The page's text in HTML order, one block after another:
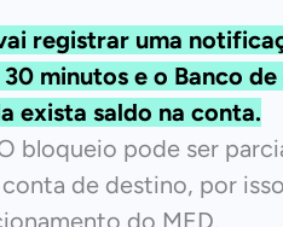
registrar uma
minutos e o Banco
exista saldo na conta.
bloqueio pode ser
de destino, por
do MED.